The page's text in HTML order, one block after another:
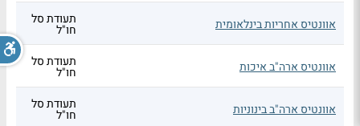
אוונטיס אחריות בינלאומית תעודת סל
חו"ל
אוונטיס ארה"ב איכות תעודת סל
חו"ל
אוונטיס ארה"ב בינוניות תעודת סל
חו"ל